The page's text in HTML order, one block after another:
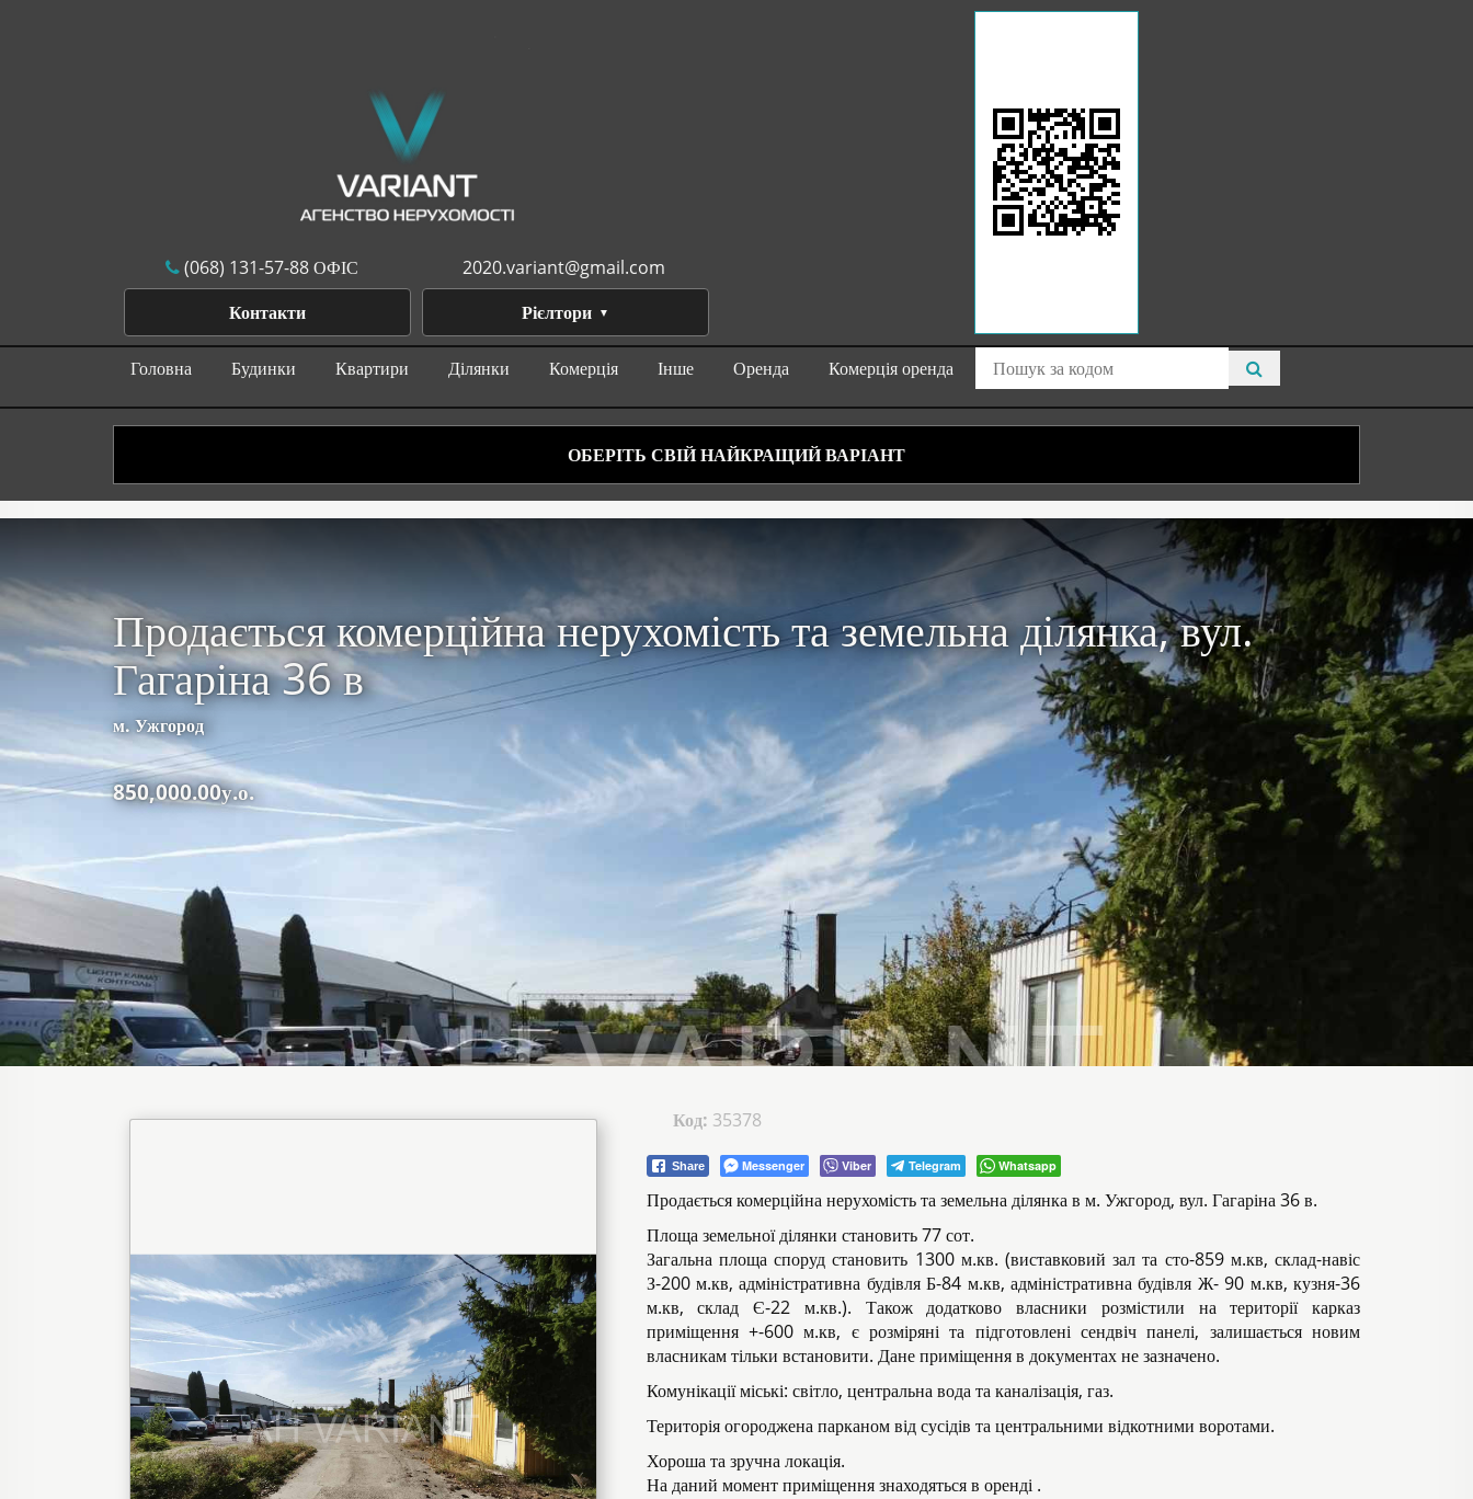
(068) 131-57-88 ОФІС
2020.variant@gmail.com
Контакти
Рієлтори
Головна Будинки Квартири Ділянки Комерція Інше Оренда Комерція оренда
ОБЕРІТЬ СВІЙ НАЙКРАЩИЙ ВАРІАНТ
Продається комерційна нерухомість та земельна ділянка, вул.
Гагаріна 36 в
м. Ужгород
850,000.00у.о.
Код: 35378
Share Messenger Viber Telegram Whatsapp
Продається комерційна нерухомість та земельна ділянка в м. Ужгород, вул. Гагаріна 36 в.
Площа земельної ділянки становить 77 сот.
Загальна площа споруд становить 1300 м.кв. (виставковий зал та сто-859 м.кв, склад-навіс
З-200 м.кв, адміністративна будівля Б-84 м.кв, адміністративна будівля Ж- 90 м.кв, кузня-36
м.кв, склад Є-22 м.кв.). Також додатково власники розмістили на території карказ
приміщення +-600 м.кв, є розміряні та підготовлені сендвіч панелі, залишається новим
власникам тільки встановити. Дане приміщення в документах не зазначено.
Комунікації міські: світло, центральна вода та каналізація, газ.
Територія огороджена парканом від сусідів та центральними відкотними воротами.
Хороша та зручна локація.
На даний момент приміщення знаходяться в оренді .